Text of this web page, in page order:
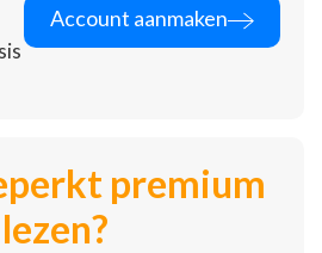
Account aanmaken
premium
lezen?